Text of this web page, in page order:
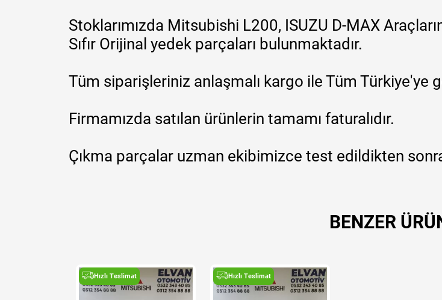
Stoklarımızda Mitsubishi L200, ISUZU D-MAX
Sıfır Orijinal yedek parçaları bulunmaktadır.
Tüm siparişleriniz anlaşmalı kargo ile Tüm Türkiye'ye
Firmamızda satılan ürünlerin tamamı faturalıdır.
Çıkma parçalar uzman ekibimizce test edildikten
BENZER
Hızlı Teslimat Hızlı Teslimat